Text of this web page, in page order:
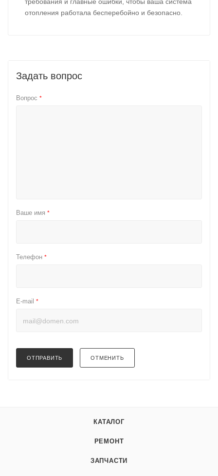
требования и главные ошибки, чтобы ваша система
отопления работала бесперебойно и безопасно.
Задать вопрос
Вопрос *
Ваше имя *
Телефон *
E-mail *
ОТПРАВИТЬ ОТМЕНИТЬ
КАТАЛОГ
РЕМОНТ
ЗАПЧАСТИ